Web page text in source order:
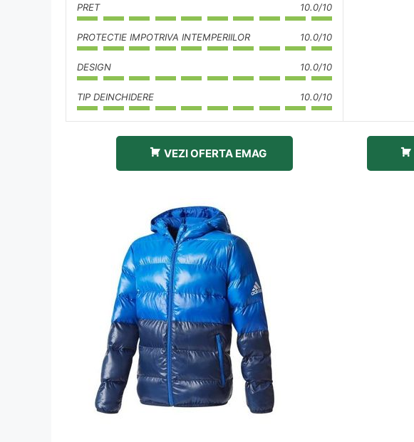
PRET 10.0/10
PROTECTIE IMPOTRIVA INTEMPERIILOR 10.0/10
DESIGN 10.0/10
TIP DEINCHIDERE 10.0/10
VEZI OFERTA EMAG